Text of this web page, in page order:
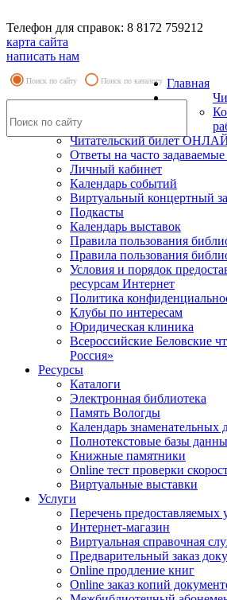
Телефон для справок: 8 8172 759212
карта сайта
написать нам
Поиск по сайту Поиск по каталогу Главная
Читательский билет
Ответы на часто
Личный кабинет
Календарь событий
Виртуальный концертный
Подкасты
Календарь выставок
Правила пользования
Правила пользования
Условия и порядок
ресурсам Интернет
Политика
Клубы по интересам
Юридическая клиника
Всероссийские Беловские
Россия»
Ресурсы
Каталоги
Электронная библиотека
Память Вологды
Календарь знаменательных
Полнотекстовые базы
Книжные памятники
Online тест проверки
Виртуальные выставки
Услуги
Перечень предоставляемых
Интернет-магазин
Виртуальная справочная
Предварительный заказ
Online продление книг
Online заказ копий